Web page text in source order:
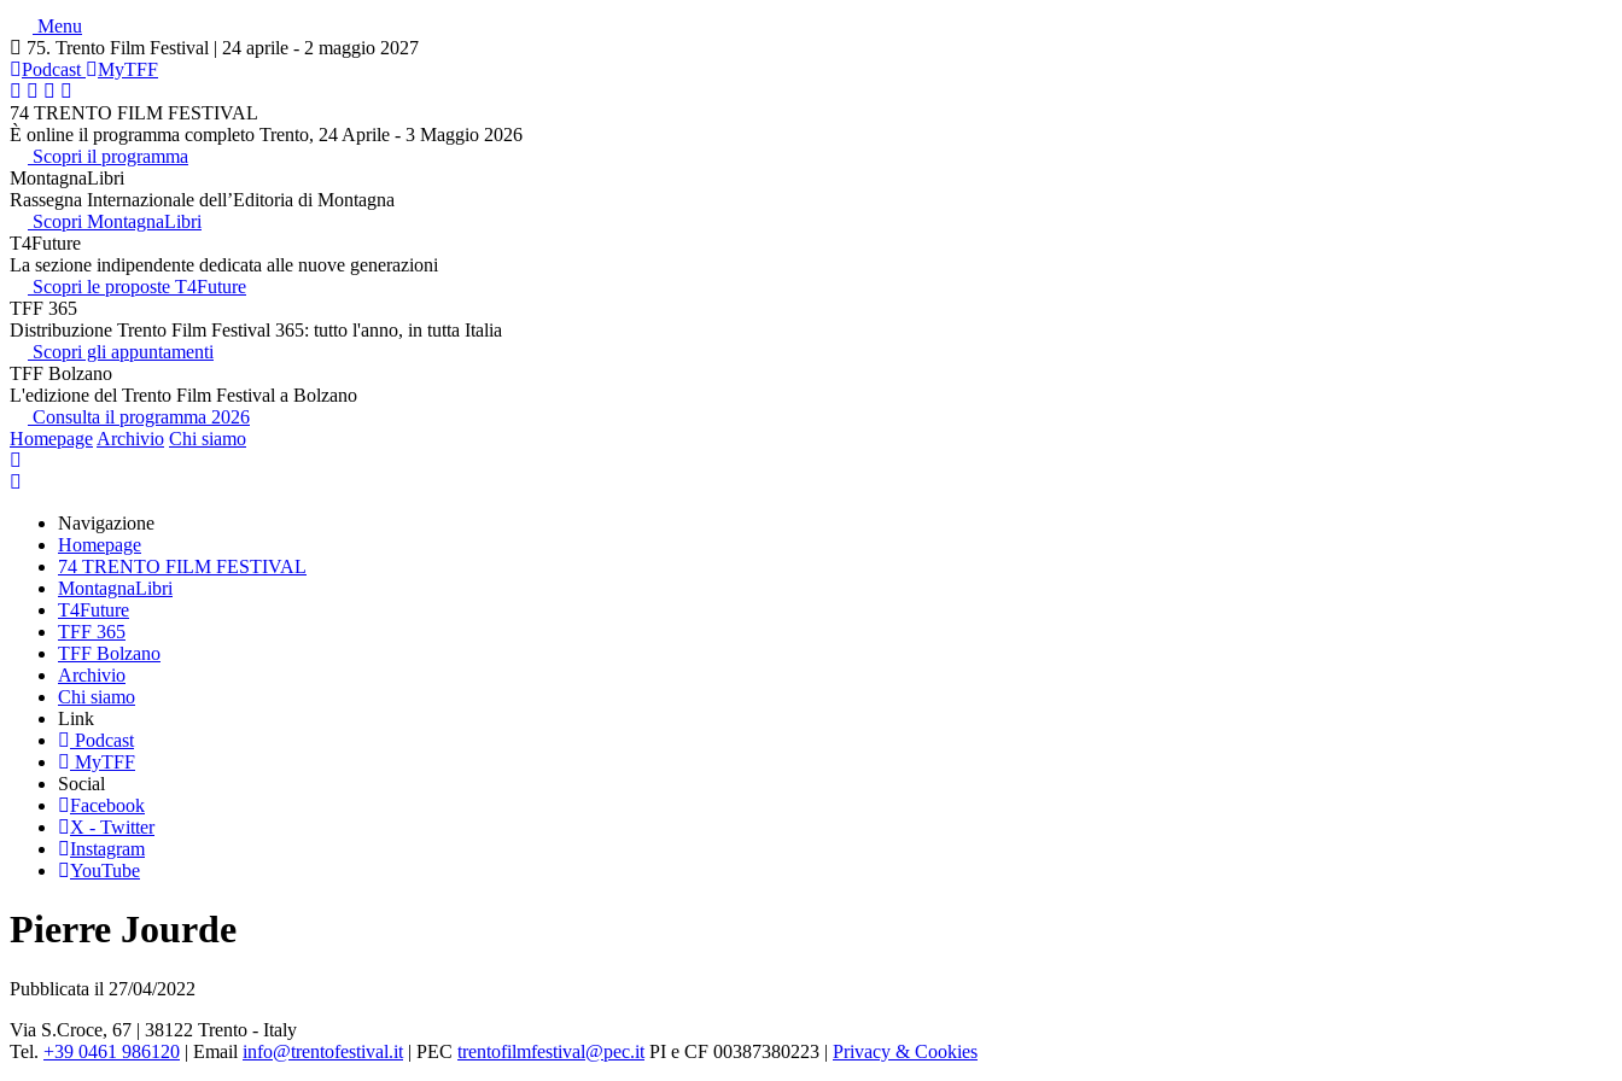
Menu
75. Trento Film Festival | 24 aprile - 2 maggio 2027
Podcast
MyTFF
74 TRENTO FILM FESTIVAL
È online il programma completo Trento, 24 Aprile - 3 Maggio 2026
Scopri il programma
MontagnaLibri
Rassegna Internazionale dell’Editoria di Montagna
Scopri MontagnaLibri
T4Future
La sezione indipendente dedicata alle nuove generazioni
Scopri le proposte T4Future
TFF 365
Distribuzione Trento Film Festival 365: tutto l'anno, in tutta Italia
Scopri gli appuntamenti
TFF Bolzano
L'edizione del Trento Film Festival a Bolzano
Consulta il programma 2026
Homepage Archivio Chi siamo
Navigazione
Homepage
74 TRENTO FILM FESTIVAL
MontagnaLibri
T4Future
TFF 365
TFF Bolzano
Archivio
Chi siamo
Link
Podcast
MyTFF
Social
Facebook
X - Twitter
Instagram
YouTube
Pierre Jourde
Pubblicata il 27/04/2022
Via S.Croce, 67 | 38122 Trento - Italy
Tel. +39 0461 986120 | Email info@trentofestival.it | PEC trentofilmfestival@pec.it PI e CF 00387380223 | Privacy & Cookies